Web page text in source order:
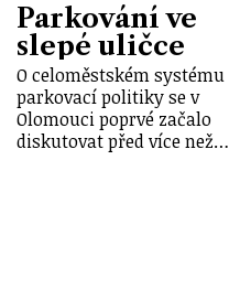
Parkování ve
slepé uličce
O celoměstském systému
parkovací politiky se v
Olomouci poprvé začalo
diskutovat před více než…